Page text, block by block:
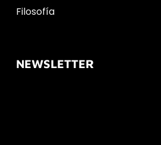
Filosofía
NEWSLETTER